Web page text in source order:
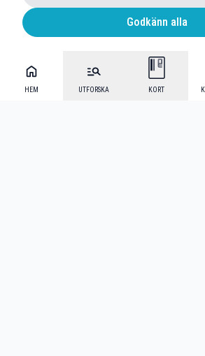
HEM UTFORSKA KORT
Godkänn alla